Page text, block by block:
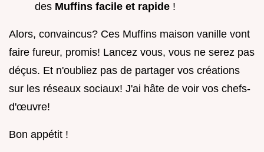
des Muffins facile et rapide !
Alors, convaincus? Ces Muffins maison vanille vont
faire fureur, promis! Lancez vous, vous ne serez pas
déçus. Et n'oubliez pas de partager vos créations
sur les réseaux sociaux! J'ai hâte de voir vos chefs-
d'œuvre!
Bon appétit !